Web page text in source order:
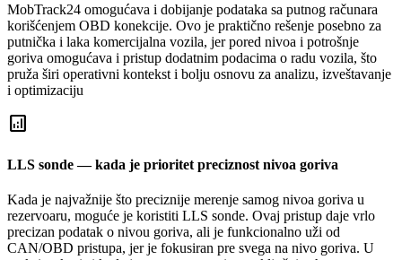
MobTrack24 omogućava i dobijanje podataka sa putnog računara
korišćenjem OBD konekcije. Ovo je praktično rešenje posebno za
putnička i laka komercijalna vozila, jer pored nivoa i potrošnje
goriva omogućava i pristup dodatnim podacima o radu vozila, što
pruža širi operativni kontekst i bolju osnovu za analizu, izveštavanje
i optimizaciju
analytics
LLS sonde — kada je prioritet preciznost nivoa goriva
Kada je najvažnije što preciznije merenje samog nivoa goriva u
rezervoaru, moguće je koristiti LLS sonde. Ovaj pristup daje vrlo
precizan podatak o nivou goriva, ali je funkcionalno uži od
CAN/OBD pristupa, jer je fokusiran pre svega na nivo goriva. U